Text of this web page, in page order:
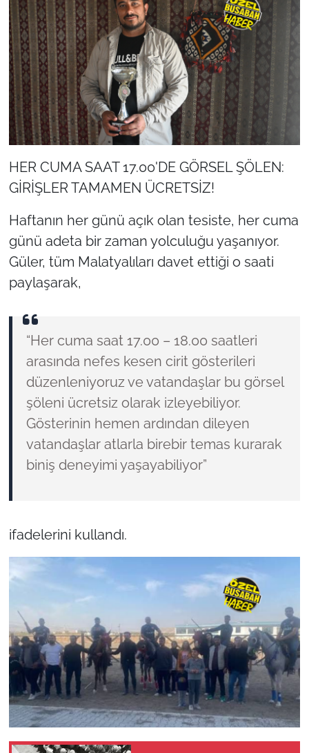
HER CUMA SAAT 17.00'DE GÖRSEL ŞÖLEN:
GİRİŞLER TAMAMEN ÜCRETSİZ!
Haftanın her günü açık olan tesiste, her cuma
günü adeta bir zaman yolculuğu yaşanıyor.
Güler, tüm Malatyalıları davet ettiği o saati
paylaşarak,
“Her cuma saat 17.00 – 18.00 saatleri
arasında nefes kesen cirit gösterileri
düzenleniyoruz ve vatandaşlar bu görsel
şöleni ücretsiz olarak izleyebiliyor.
Gösterinin hemen ardından dileyen
vatandaşlar atlarla birebir temas kurarak
biniş deneyimi yaşayabiliyor”
ifadelerini kullandı.